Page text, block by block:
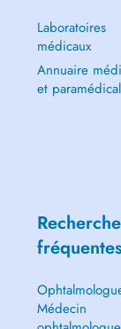
Laboratoires
médicaux
Annuaire
et paramédical
Médecin